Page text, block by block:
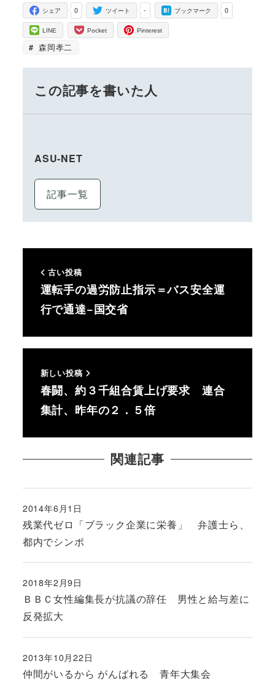
0
シェア -
ツイート 0
ブックマーク
LINE Pocket Pinterest
森岡孝二
この記事を書いた人
ASU-NET
記事一覧
古い投稿
運転手の過労防止指示＝バス安全運
行で通達−国交省
新しい投稿
春闘、約３千組合賃上げ要求 連合
集計、昨年の２．５倍
関連記事
残業代ゼロ「ブラック企業に栄養」 弁護士ら、
都内でシンポ
投稿日
2014年6月1日
ＢＢＣ女性編集長が抗議の辞任 男性と給与差に
反発拡大
投稿日
2018年2月9日
仲間がいるから がんばれる 青年大集会
投稿日
2013年10月22日